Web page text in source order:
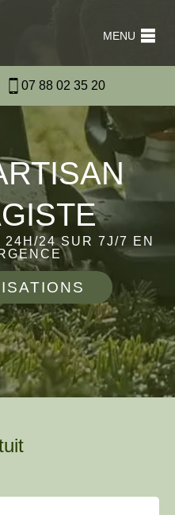
MENU
07 88 02 35 20
24 SUR 7J/7 EN